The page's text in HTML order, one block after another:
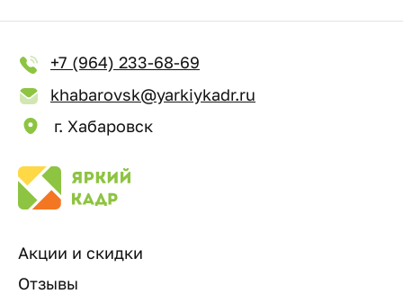
+7 (964) 233-68-69
khabarovsk@yarkiykadr.ru
г. Хабаровск
Акции и скидки
Отзывы